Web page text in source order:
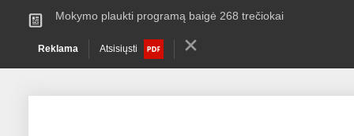
Mokymo plaukti programą baigė 268 trečiokai
Reklama Atsisiųsti